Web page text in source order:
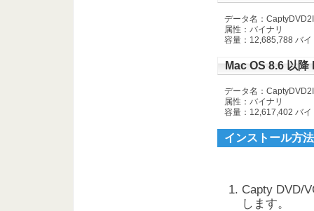
データ名：
属性：バイナリ
容量：12,685,788 バイ
Mac OS 8.6 以降
データ名：
属性：バイナリ
容量：12,617,402 バイ
インストール方法
Capty DVD/
します。